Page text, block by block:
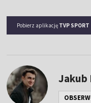
Pobierz aplikację TVP SPORT
Jakub